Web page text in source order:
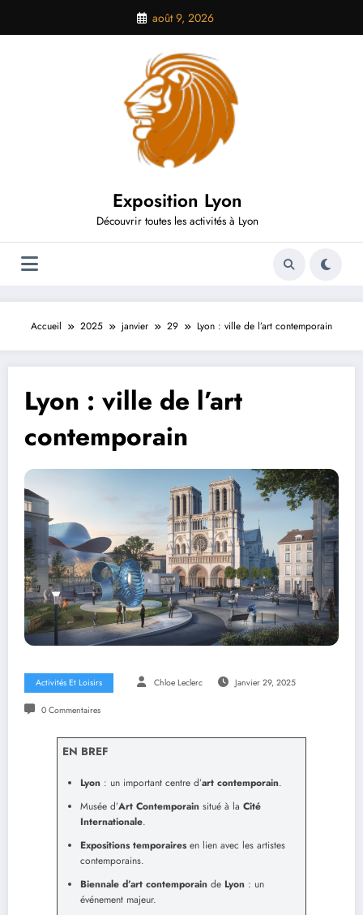
contenu
août 9, 2026
Exposition Lyon
Découvrir toutes les activités à Lyon
Accueil 2025 janvier 29 Lyon : ville de l’art contemporain
Lyon : ville de l’art
contemporain
Activités Et Loisirs Chloe Leclerc Janvier 29, 2025
0 Commentaires
EN BREF
Lyon : un important centre d’art contemporain.
Musée d’Art Contemporain situé à la Cité
Internationale.
Expositions temporairesen lien avec les artistes
contemporains.
Biennale d’art contemporain de Lyon : un
événement majeur.